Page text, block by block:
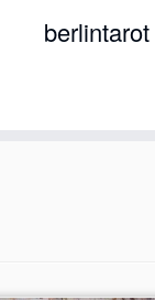
berlintarot